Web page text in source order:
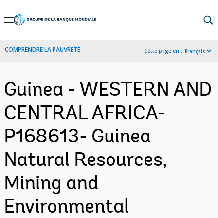
Skip
Navigation
COMPRENDRE LA PAUVRETÉ Cette page en : Français
Guinea - WESTERN AND
CENTRAL AFRICA-
P168613- Guinea
Natural Resources,
Mining and
Environmental